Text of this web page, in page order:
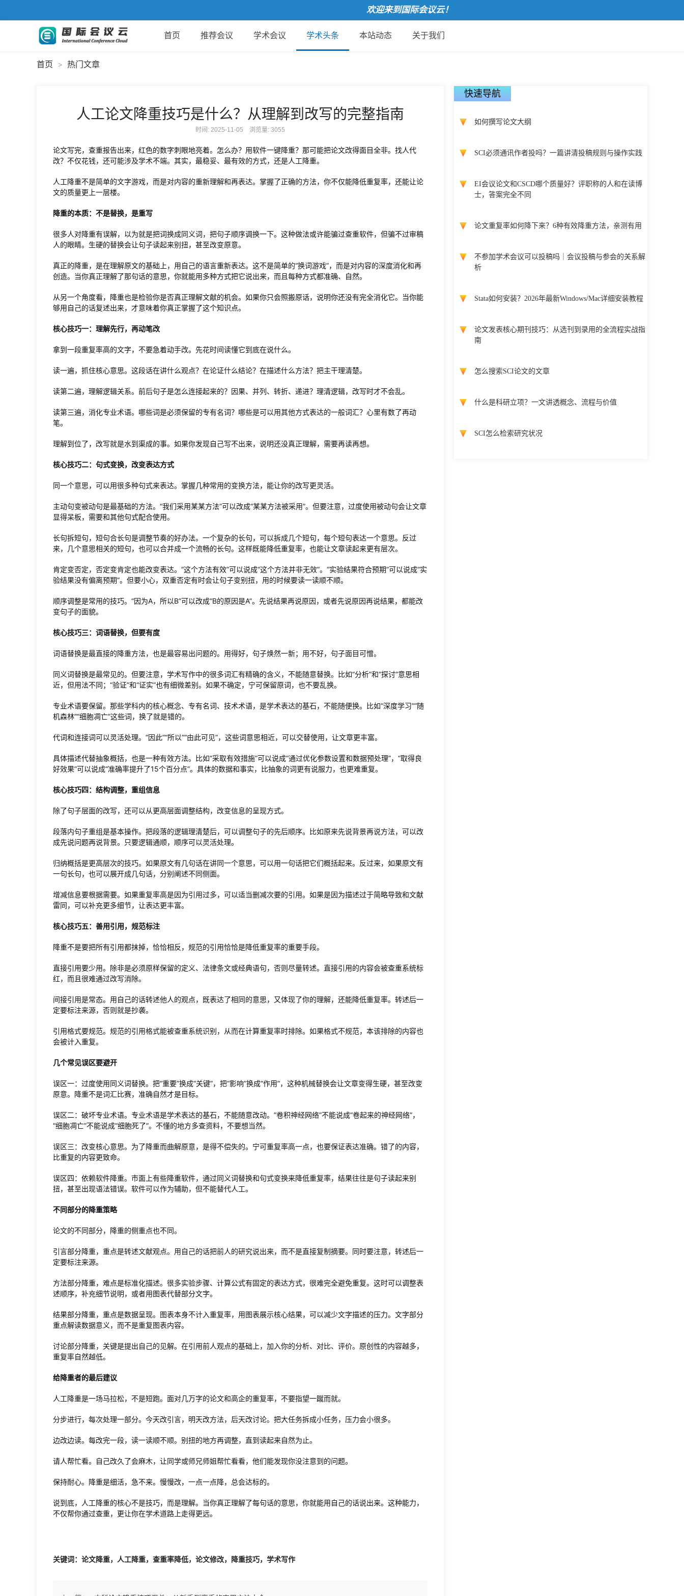
欢迎来到国际会议云！
首页 推荐会议 学术会议 学术头条 本站动态 关于我们
首页 > 热门文章
人工论文降重技巧是什么？从理解到改写的完整指南
时间: 2025-11-05 浏览量: 3055
论文写完，查重报告出来，红色的数字刺眼地亮着。怎么办？用软件一键降重？那可能把论文改得面目全非。找人代
改？不仅花钱，还可能涉及学术不端。其实，最稳妥、最有效的方式，还是人工降重。
人工降重不是简单的文字游戏，而是对内容的重新理解和再表达。掌握了正确的方法，你不仅能降低重复率，还能让论
文的质量更上一层楼。
降重的本质：不是替换，是重写
很多人对降重有误解，以为就是把词换成同义词，把句子顺序调换一下。这种做法或许能骗过查重软件，但骗不过审稿
人的眼睛。生硬的替换会让句子读起来别扭，甚至改变原意。
真正的降重，是在理解原文的基础上，用自己的语言重新表达。这不是简单的“换词游戏”，而是对内容的深度消化和再
创造。当你真正理解了那句话的意思，你就能用多种方式把它说出来，而且每种方式都准确、自然。
从另一个角度看，降重也是检验你是否真正理解文献的机会。如果你只会照搬原话，说明你还没有完全消化它。当你能
够用自己的话复述出来，才意味着你真正掌握了这个知识点。
核心技巧一：理解先行，再动笔改
拿到一段重复率高的文字，不要急着动手改。先花时间读懂它到底在说什么。
读一遍，抓住核心意思。这段话在讲什么观点？在论证什么结论？在描述什么方法？把主干理清楚。
读第二遍，理解逻辑关系。前后句子是怎么连接起来的？因果、并列、转折、递进？理清逻辑，改写时才不会乱。
读第三遍，消化专业术语。哪些词是必须保留的专有名词？哪些是可以用其他方式表达的一般词汇？心里有数了再动
笔。
理解到位了，改写就是水到渠成的事。如果你发现自己写不出来，说明还没真正理解，需要再读再想。
核心技巧二：句式变换，改变表达方式
同一个意思，可以用很多种句式来表达。掌握几种常用的变换方法，能让你的改写更灵活。
主动句变被动句是最基础的方法。“我们采用某某方法”可以改成“某某方法被采用”。但要注意，过度使用被动句会让文章
显得呆板，需要和其他句式配合使用。
长句拆短句，短句合长句是调整节奏的好办法。一个复杂的长句，可以拆成几个短句，每个短句表达一个意思。反过
来，几个意思相关的短句，也可以合并成一个流畅的长句。这样既能降低重复率，也能让文章读起来更有层次。
肯定变否定，否定变肯定也能改变表达。“这个方法有效”可以说成“这个方法并非无效”。“实验结果符合预期”可以说成“实
验结果没有偏离预期”。但要小心，双重否定有时会让句子变别扭，用的时候要读一读顺不顺。
顺序调整是常用的技巧。“因为A，所以B”可以改成“B的原因是A”。先说结果再说原因，或者先说原因再说结果，都能改
变句子的面貌。
核心技巧三：词语替换，但要有度
词语替换是最直接的降重方法，也是最容易出问题的。用得好，句子焕然一新；用不好，句子面目可憎。
同义词替换是最常见的。但要注意，学术写作中的很多词汇有精确的含义，不能随意替换。比如“分析”和“探讨”意思相
近，但用法不同；“验证”和“证实”也有细微差别。如果不确定，宁可保留原词，也不要乱换。
专业术语要保留。那些学科内的核心概念、专有名词、技术术语，是学术表达的基石，不能随便换。比如“深度学习”“随
机森林”“细胞凋亡”这些词，换了就是错的。
代词和连接词可以灵活处理。“因此”“所以”“由此可见”，这些词意思相近，可以交替使用，让文章更丰富。
具体描述代替抽象概括，也是一种有效方法。比如“采取有效措施”可以说成“通过优化参数设置和数据预处理”，“取得良
好效果”可以说成“准确率提升了15个百分点”。具体的数据和事实，比抽象的词更有说服力，也更难重复。
核心技巧四：结构调整，重组信息
除了句子层面的改写，还可以从更高层面调整结构，改变信息的呈现方式。
段落内句子重组是基本操作。把段落的逻辑理清楚后，可以调整句子的先后顺序。比如原来先说背景再说方法，可以改
成先说问题再说背景。只要逻辑通顺，顺序可以灵活处理。
归纳概括是更高层次的技巧。如果原文有几句话在讲同一个意思，可以用一句话把它们概括起来。反过来，如果原文有
一句长句，也可以展开成几句话，分别阐述不同侧面。
增减信息要根据需要。如果重复率高是因为引用过多，可以适当删减次要的引用。如果是因为描述过于简略导致和文献
雷同，可以补充更多细节，让表达更丰富。
核心技巧五：善用引用，规范标注
降重不是要把所有引用都抹掉，恰恰相反，规范的引用恰恰是降低重复率的重要手段。
直接引用要少用。除非是必须原样保留的定义、法律条文或经典语句，否则尽量转述。直接引用的内容会被查重系统标
红，而且很难通过改写消除。
间接引用是常态。用自己的话转述他人的观点，既表达了相同的意思，又体现了你的理解，还能降低重复率。转述后一
定要标注来源，否则就是抄袭。
引用格式要规范。规范的引用格式能被查重系统识别，从而在计算重复率时排除。如果格式不规范，本该排除的内容也
会被计入重复。
几个常见误区要避开
误区一：过度使用同义词替换。把“重要”换成“关键”，把“影响”换成“作用”，这种机械替换会让文章变得生硬，甚至改变
原意。降重不是词汇比赛，准确自然才是目标。
误区二：破坏专业术语。专业术语是学术表达的基石，不能随意改动。“卷积神经网络”不能说成“卷起来的神经网络”，
“细胞凋亡”不能说成“细胞死了”。不懂的地方多查资料，不要想当然。
误区三：改变核心意思。为了降重而曲解原意，是得不偿失的。宁可重复率高一点，也要保证表达准确。错了的内容，
比重复的内容更致命。
误区四：依赖软件降重。市面上有些降重软件，通过同义词替换和句式变换来降低重复率，结果往往是句子读起来别
扭，甚至出现语法错误。软件可以作为辅助，但不能替代人工。
不同部分的降重策略
论文的不同部分，降重的侧重点也不同。
引言部分降重，重点是转述文献观点。用自己的话把前人的研究说出来，而不是直接复制摘要。同时要注意，转述后一
定要标注来源。
方法部分降重，难点是标准化描述。很多实验步骤、计算公式有固定的表达方式，很难完全避免重复。这时可以调整表
述顺序，补充细节说明，或者用图表代替部分文字。
结果部分降重，重点是数据呈现。图表本身不计入重复率，用图表展示核心结果，可以减少文字描述的压力。文字部分
重点解读数据意义，而不是重复图表内容。
讨论部分降重，关键是提出自己的见解。在引用前人观点的基础上，加入你的分析、对比、评价。原创性的内容越多，
重复率自然越低。
给降重者的最后建议
人工降重是一场马拉松，不是短跑。面对几万字的论文和高企的重复率，不要指望一蹴而就。
分步进行，每次处理一部分。今天改引言，明天改方法，后天改讨论。把大任务拆成小任务，压力会小很多。
边改边读。每改完一段，读一读顺不顺。别扭的地方再调整，直到读起来自然为止。
请人帮忙看。自己改久了会麻木，让同学或师兄师姐帮忙看看，他们能发现你没注意到的问题。
保持耐心。降重是细活，急不来。慢慢改，一点一点降，总会达标的。
说到底，人工降重的核心不是技巧，而是理解。当你真正理解了每句话的意思，你就能用自己的话说出来。这种能力，
不仅帮你通过查重，更让你在学术道路上走得更远。
关键词：论文降重，人工降重，查重率降低，论文修改，降重技巧，学术写作
快速导航
如何撰写论文大纲
SCI必须通讯作者投吗？一篇讲清投稿规则与操作实践
EI会议论文和CSCD哪个质量好？评职称的人和在读博
士，答案完全不同
论文重复率如何降下来？6种有效降重方法，亲测有用
不参加学术会议可以投稿吗｜会议投稿与参会的关系解
析
Stata如何安装？2026年最新Windows/Mac详细安装教程
论文发表核心期刊技巧：从选刊到录用的全流程实战指
南
怎么搜索SCI论文的文章
什么是科研立项？一文讲透概念、流程与价值
SCI怎么检索研究状况